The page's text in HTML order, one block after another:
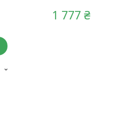
1 777 ₴